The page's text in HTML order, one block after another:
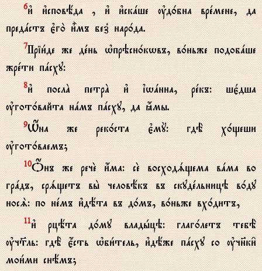
6и3 и3сповёда , и3 и3скaше ўд0бна врeмене, да
предaстъ є3го2 и5мъ без8 нар0да.
7Пріи1де же дeнь њпрэсн0кwвъ, в0ньже подобaше
жрeти пaсху:
8и3 послA петрA и3 їwaнна, рeкъ: шє1дша
ўгот0вайта нaмъ пaсху, да ћмы.
9W$на же рек0ста є3мY: гдЁ х0щеши
ўгот0ваемъ;
10Џнъ же речE и4ма: сE восходsщема вaма во
грaдъ, срsщетъ вы2 человёкъ въ скудeльницэ в0ду
носS: по нeмъ и3дёта въ д0мъ, в0ньже вх0дитъ,
11и3 рцёта д0му владhцэ: глаг0летъ тебЁ
ўч™ль: гдЁ є4сть њби1тель, и3дёже пaсху со ўчн7ки6
мои1ми снёмъ;